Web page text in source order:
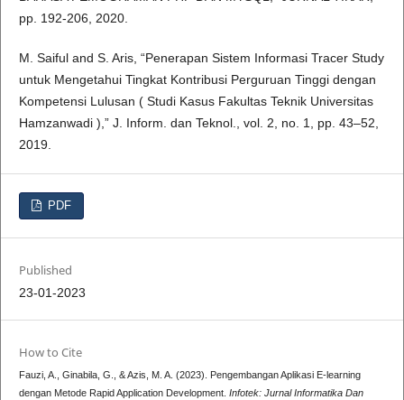
pp. 192-206, 2020.
M. Saiful and S. Aris, “Penerapan Sistem Informasi Tracer Study
untuk Mengetahui Tingkat Kontribusi Perguruan Tinggi dengan
Kompetensi Lulusan ( Studi Kasus Fakultas Teknik Universitas
Hamzanwadi ),” J. Inform. dan Teknol., vol. 2, no. 1, pp. 43–52,
2019.
PDF
Published
23-01-2023
How to Cite
Fauzi, A., Ginabila, G., & Azis, M. A. (2023). Pengembangan Aplikasi E-learning
dengan Metode Rapid Application Development. Infotek: Jurnal Informatika Dan